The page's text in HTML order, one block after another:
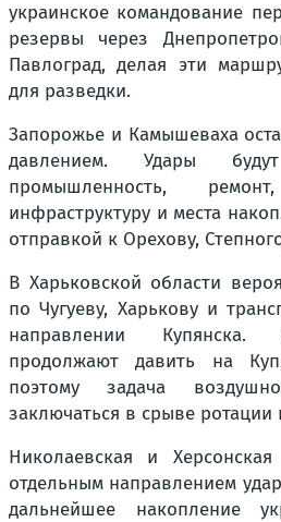
украинское командование
резервы через
Павлоград, делая эти
для разведки.
Запорожье и Камышеваха
давлением. Удары
промышленность,
инфраструктуру и места
отправкой к Орехову,
В Харьковской области
по Чугуеву, Харькову и
направлении Купянска.
продолжают давить на
поэтому задача
заключаться в срыве
Николаевская и
отдельным направлением
дальнейшее накопление